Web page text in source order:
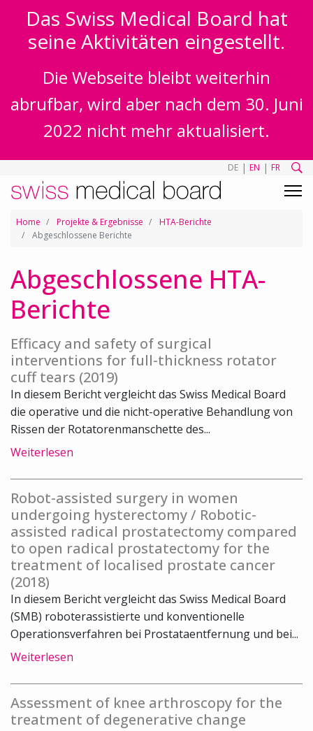
Das Swiss Medical Board hat
seine Aktivitäten eingestellt.
Die Webseite bleibt weiterhin
abrufbar, wird aber nach dem 30. Juni
2022 nicht mehr aktualisiert.
DE | EN | FR
Home Projekte & Ergebnisse
HTA-Berichte
Abgeschlossene Berichte
Abgeschlossene HTA-
Berichte
Efficacy and safety of surgical
interventions for full-thickness rotator
cuff tears (2019)
In diesem Bericht vergleicht das Swiss Medical Board
die operative und die nicht-operative Behandlung von
Rissen der Rotatorenmanschette des...
Weiterlesen
Robot-assisted surgery in women
undergoing hysterectomy / Robotic-
assisted radical prostatectomy compared
to open radical prostatectomy for the
treatment of localised prostate cancer
(2018)
In diesem Bericht vergleicht das Swiss Medical Board
(SMB) roboterassistierte und konventionelle
Operationsverfahren bei Prostataentfernung und bei...
Weiterlesen
Assessment of knee arthroscopy for the
treatment of degenerative change